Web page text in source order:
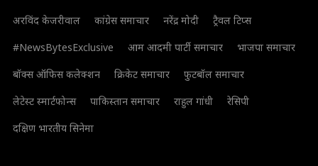
अरविंद केजरीवाल कांग्रेस समाचार नरेंद्र मोदी
ट्रैवल टिप्स
#NewsBytesExclusive
आम आदमी पार्टी समाचार
भाजपा समाचार
बॉक्स ऑफिस कलेक्शन
क्रिकेट समाचार
फुटबॉल समाचार
लेटेस्ट स्मार्टफोन्स
पाकिस्तान समाचार राहुल गांधी
रेसिपी
दक्षिण भारतीय सिनेमा